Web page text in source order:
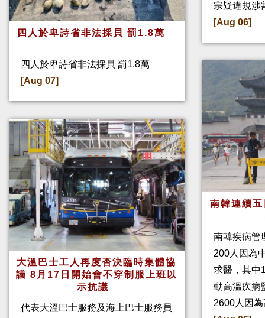
四人於卑詩省非法採貝 罰1.8萬
四人於卑詩省非法採貝 罰1.8萬
[Aug 07]
大溫巴士工人再度否決臨時集體協
議 8月17日開始會不穿制服上班以
示抗議
代表大溫巴士服務及海上巴士服務員
宗疑違規涉
[Aug 06]
南韓連續
南韓疾病管
200人因為
求醫，其中
動高溫疾病
2600人因